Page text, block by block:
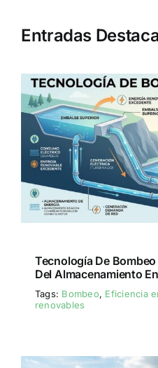
Entradas
Tecnología De
Del Almacenamiento
Tags: Bombeo, Eficiencia
renovables